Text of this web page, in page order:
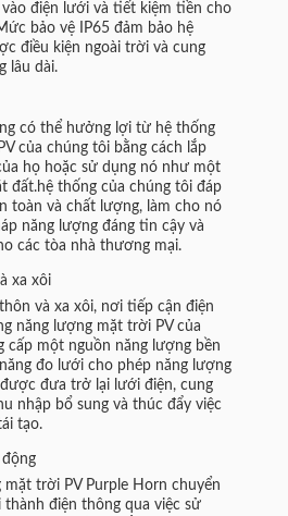
điện lưới và tiết kiệm tiền cho
bảo vệ IP65 đảm bảo hệ
điều kiện ngoài trời và cung
lâu dài.
có thể hưởng lợi từ hệ thống
của chúng tôi bằng cách lắp
họ hoặc sử dụng nó như một
đất.hệ thống của chúng tôi đáp
toàn và chất lượng, làm cho nó
năng lượng đáng tin cậy và
các tòa nhà thương mại.
xa xôi
và xa xôi, nơi tiếp cận điện
năng lượng mặt trời PV của
cấp một nguồn năng lượng bền
đo lưới cho phép năng lượng
đưa trở lại lưới điện, cung
nhập bổ sung và thúc đẩy việc
tạo.
trời PV Purple Horn chuyển
điện thông qua việc sử